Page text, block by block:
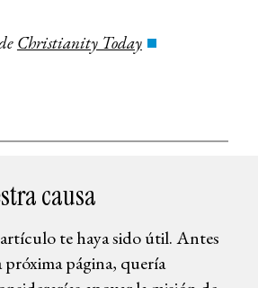
Christianity Today
causa
te haya sido útil. Antes
próxima página, quería